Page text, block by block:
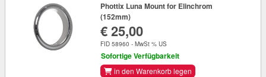
Phottix Luna Mount for Elinchrom
(152mm)
€ 25,00
FID 58960 - MwSt % US
Sofortige Verfügbarkeit
in den Warenkorb legen